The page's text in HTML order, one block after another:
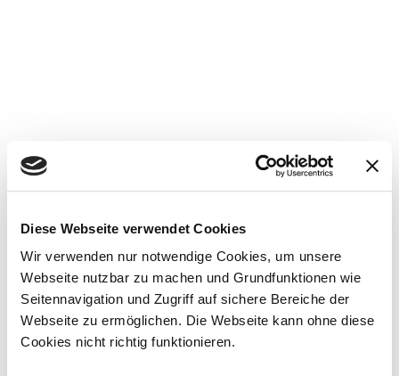
Diese Webseite verwendet Cookies
Wir verwenden nur notwendige Cookies, um unsere
Webseite nutzbar zu machen und Grundfunktionen wie
Seitennavigation und Zugriff auf sichere Bereiche der
Webseite zu ermöglichen. Die Webseite kann ohne diese
Cookies nicht richtig funktionieren.